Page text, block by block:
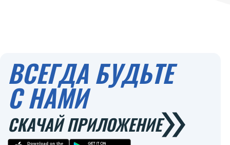
ВСЕГДА БУДЬТЕ
С НАМИ
СКАЧАЙ ПРИЛОЖЕНИЕ